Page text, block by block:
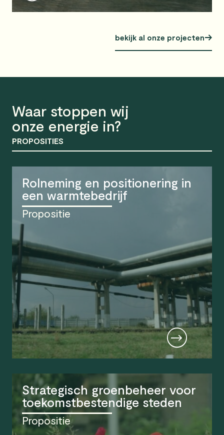
bekijk al onze projecten
Waar stoppen wij
onze energie in?
PROPOSITIES
Rolneming en positionering in
een warmtebedrijf
Propositie
Strategisch groenbeheer voor
toekomstbestendige steden
Propositie